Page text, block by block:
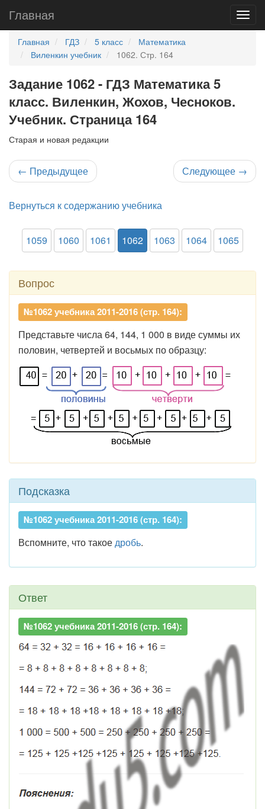
Главная
Главная ГДЗ 5 класс
Математика
Виленкин учебник
1062. Стр. 164
Задание 1062 - ГДЗ Математика 5
класс. Виленкин, Жохов, Чесноков.
Учебник. Страница 164
Старая и новая редакции
← Предыдущее Следующее →
Вернуться к содержанию учебника
1059 1060 1061 1062 1063 1064 1065
Вопрос
№1062 учебника 2011-2016 (стр. 164):
Представьте числа 64, 144, 1 000 в виде суммы их
половин, четвертей и восьмых по образцу:
Подсказка
№1062 учебника 2011-2016 (стр. 164):
Вспомните, что такоедробь.
Ответ
№1062 учебника 2011-2016 (стр. 164):